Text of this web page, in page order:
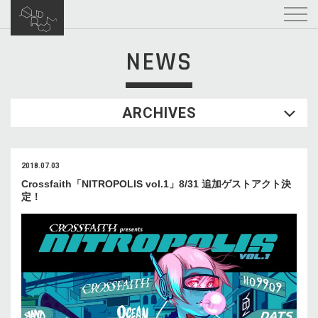
NEWS
ARCHIVES
2018.07.03
Crossfaith「NITROPOLIS vol.1」8/31 追加ゲストアクト決
定！